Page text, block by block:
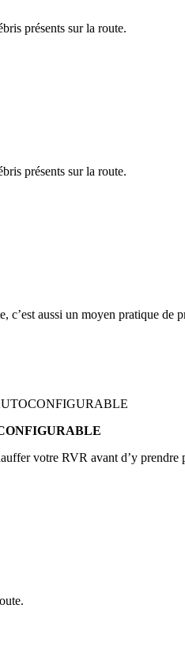
présents sur la route.
présents sur la route.
c’est aussi un moyen pratique
votre RVR avant d’y prendre